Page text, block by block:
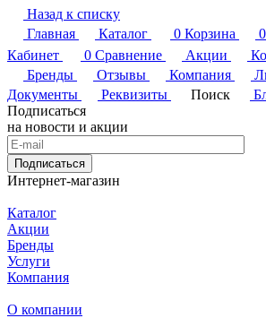
Назад к списку
Главная
Каталог 0 Корзина 0
Кабинет
0 Сравнение Акции
Бренды
Отзывы Компания
Документы
Реквизиты Поиск
Подписаться
на новости и акции
Подписаться
Интернет-магазин
Каталог
Акции
Бренды
Услуги
Компания
О компании